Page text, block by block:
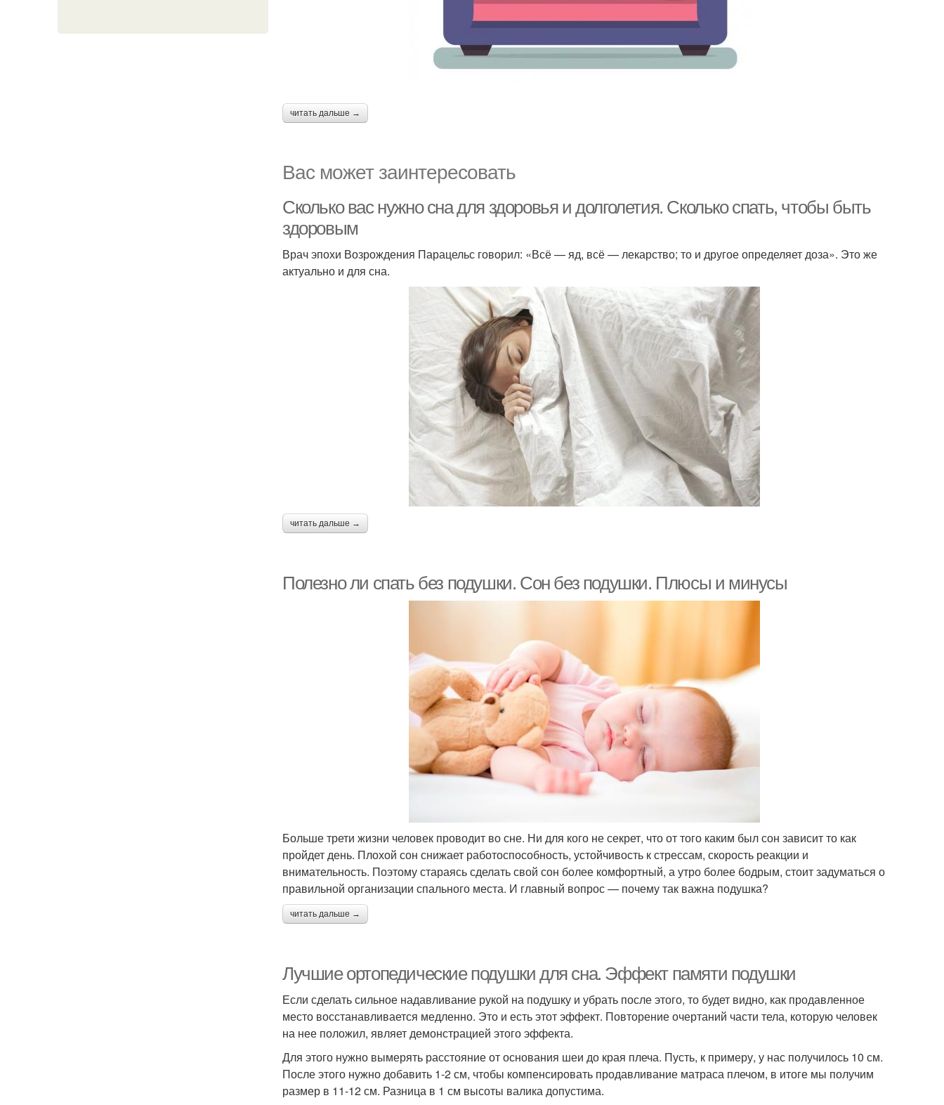
читать дальше →
Вас может заинтересовать
Сколько вас нужно сна для здоровья и долголетия. Сколько спать, чтобы быть
здоровым
Врач эпохи Возрождения Парацельс говорил: «Всё — яд, всё — лекарство; то и другое определяет доза». Это же
актуально и для сна.
читать дальше →
Полезно ли спать без подушки. Сон без подушки. Плюсы и минусы
Больше трети жизни человек проводит во сне. Ни для кого не секрет, что от того каким был сон зависит то как
пройдет день. Плохой сон снижает работоспособность, устойчивость к стрессам, скорость реакции и
внимательность. Поэтому стараясь сделать свой сон более комфортный, а утро более бодрым, стоит задуматься о
правильной организации спального места. И главный вопрос — почему так важна подушка?
читать дальше →
Лучшие ортопедические подушки для сна. Эффект памяти подушки
Если сделать сильное надавливание рукой на подушку и убрать после этого, то будет видно, как продавленное
место восстанавливается медленно. Это и есть этот эффект. Повторение очертаний части тела, которую человек
на нее положил, являет демонстрацией этого эффекта.
Для этого нужно вымерять расстояние от основания шеи до края плеча. Пусть, к примеру, у нас получилось 10 см.
После этого нужно добавить 1-2 см, чтобы компенсировать продавливание матраса плечом, в итоге мы получим
размер в 11-12 см. Разница в 1 см высоты валика допустима.